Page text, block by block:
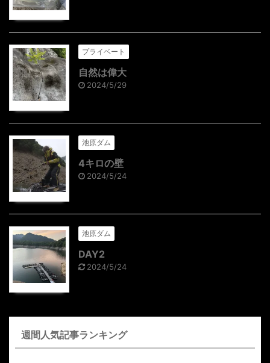
プライベート
自然は偉大
2024/5/29
池原ダム
4キロの壁
2024/5/24
池原ダム
DAY2
2024/5/24
週間人気記事ランキング